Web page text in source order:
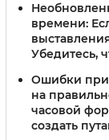
времени:
Убедитесь,
Ошибки при
на
часовой
создать